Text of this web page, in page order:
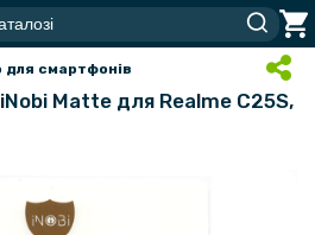
для смартфонів
Matte для Realme C25S,